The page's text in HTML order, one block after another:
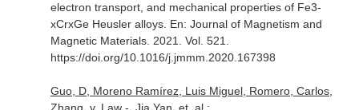
electron transport, and mechanical properties of Fe3-
xCrxGe Heusler alloys. En: Journal of Magnetism and
Magnetic Materials. 2021. Vol. 521.
https://doi.org/10.1016/j.jmmm.2020.167398
Guo, D, Moreno Ramírez, Luis Miguel, Romero, Carlos,